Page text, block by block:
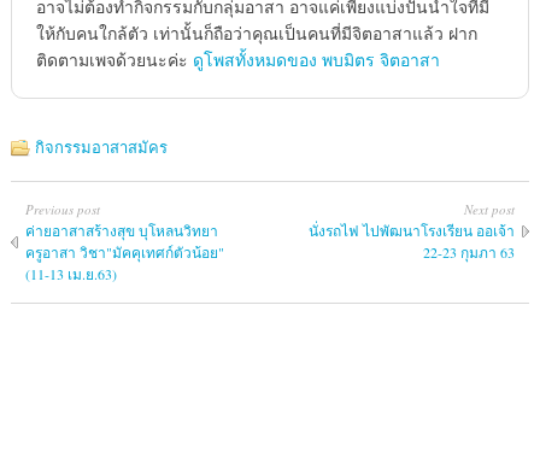
อาจไม่ต้องทำกิจกรรมกับกลุ่มอาสา อาจแค่เพียงแบ่งปันน้ำใจที่มี
ให้กับคนใกล้ตัว เท่านั้นก็ถือว่าคุณเป็นคนที่มีจิตอาสาแล้ว ฝาก
ติดตามเพจด้วยนะค่ะ ดูโพสทั้งหมดของ พบมิตร จิตอาสา
กิจกรรมอาสาสมัคร
Previous post
ค่ายอาสาสร้างสุข บุโหลนวิทยา
ครูอาสา วิชา"มัคคุเทศก์ตัวน้อย"
(11-13 เม.ย.63)
Next post
นั่งรถไฟ ไปพัฒนาโรงเรียน ออเจ้า
22-23 กุมภา 63